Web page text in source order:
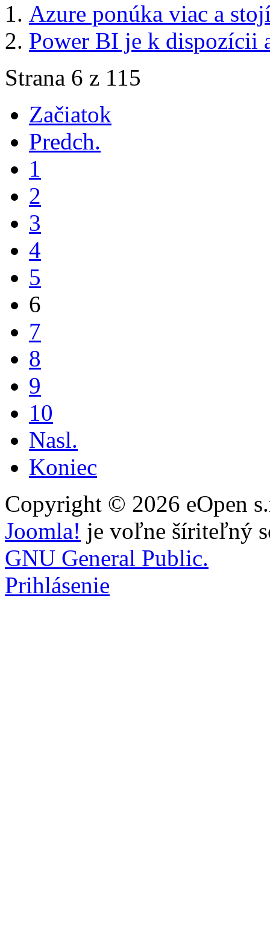
Azure ponúka viac a
Power BI je k dispozícii
Strana 6 z 115
Začiatok
Predch.
1
2
3
4
5
6
7
8
9
10
Nasl.
Koniec
Copyright © 2026 eOpen
Joomla! je voľne šíriteľný
GNU General Public.
Prihlásenie